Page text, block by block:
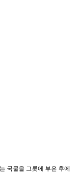
국물을 그릇에 부은 후에